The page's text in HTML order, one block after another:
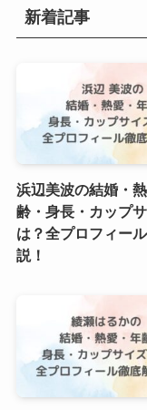
新着記事
浜辺美波の結婚・
齢・身長・カップ
は？全プロフィー
説！